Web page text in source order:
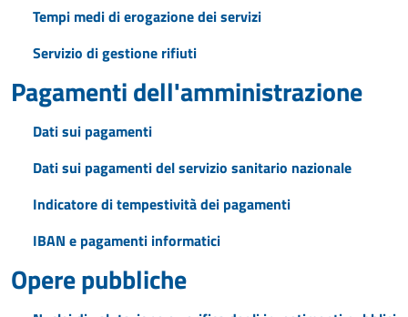
Tempi medi di erogazione dei servizi
Servizio di gestione rifiuti
Pagamenti dell'amministrazione
Dati sui pagamenti
Dati sui pagamenti del servizio sanitario nazionale
Indicatore di tempestività dei pagamenti
IBAN e pagamenti informatici
Opere pubbliche